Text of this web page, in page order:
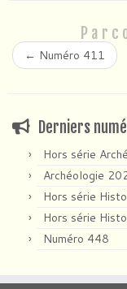
← Numéro 411
Derniers
Hors série
Archéologie
Hors série
Hors série
Numéro 448